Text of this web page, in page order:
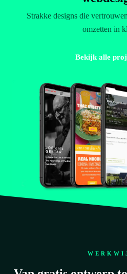
Strakke designs die
omzetten in
Bekijk alle